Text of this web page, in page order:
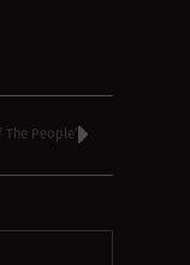
People’